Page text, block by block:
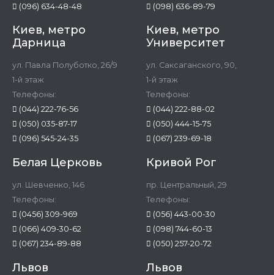
(096) 634-48-48
(098) 636-89-79
Киев, метро
Дарница
ул. Павла Полуботко, 26/9
1-й этаж
Телефоны:
(044) 222-76-56
(050) 035-87-17
(096) 545-24-35
Киев, метро
Университет
ул. Саксаганского, 90,
1-й этаж
Телефоны:
(044) 222-88-02
(050) 444-15-75
(067) 239-69-18
Белая Церковь
ул. Шевченко, 146
Телефоны:
(0456) 309-969
(066) 409-30-62
(067) 234-89-88
Кривой Рог
пр. Центральный, 29
Телефоны:
(056) 443-00-30
(098) 744-60-13
(050) 257-20-72
Львов Львов